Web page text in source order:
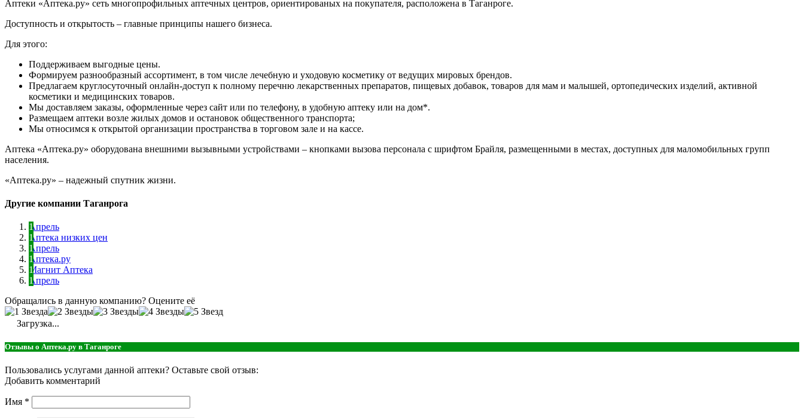
Аптеки «Аптека.ру» сеть многопрофильных аптечных центров, ориентированых на покупателя, расположена в Таганроге.
Доступность и открытость – главные принципы нашего бизнеса.
Для этого:
Поддерживаем выгодные цены.
Формируем разнообразный ассортимент, в том числе лечебную и уходовую косметику от ведущих мировых брендов.
Предлагаем круглосуточный онлайн-доступ к полному перечню лекарственных препаратов, пищевых добавок, товаров для мам и малышей, ортопедических изделий, активной
косметики и медицинских товаров.
Мы доставляем заказы, оформленные через сайт или по телефону, в удобную аптеку или на дом*.
Размещаем аптеки возле жилых домов и остановок общественного транспорта;
Мы относимся к открытой организации пространства в торговом зале и на кассе.
Аптека «Аптека.ру» оборудована внешними вызывными устройствами – кнопками вызова персонала с шрифтом Брайля, размещенными в местах, доступных для маломобильных групп
населения.
«Аптека.ру» – надежный спутник жизни.
Другие компании Таганрога
Апрель
Аптека низких цен
Апрель
Аптека.ру
Магнит Аптека
Апрель
Обращались в данную компанию? Оцените её
Загрузка...
Отзывы о Аптека.ру в Таганроге
Пользовались услугами данной аптеки? Оставьте свой отзыв:
Добавить комментарий
Имя *